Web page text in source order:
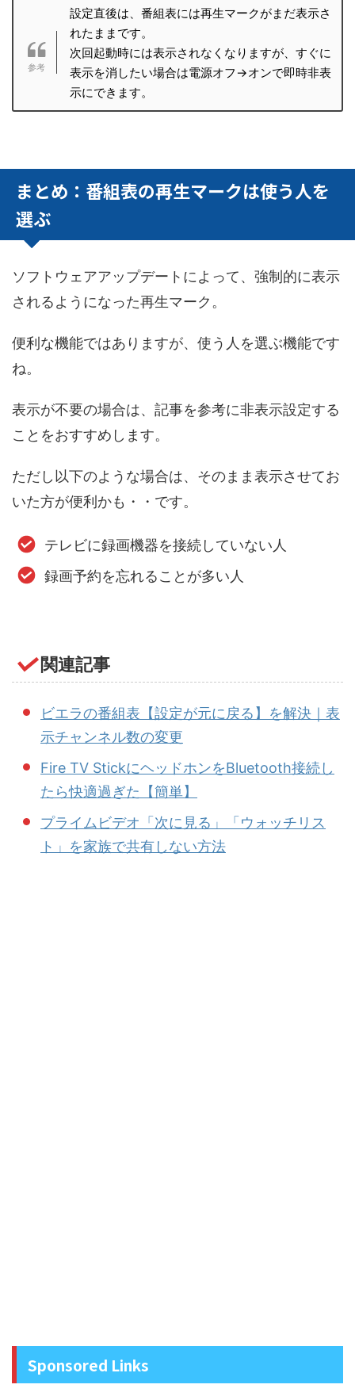
設定直後は、番組表には再生マークがまだ表示さ
れたままです。
次回起動時には表示されなくなりますが、すぐに
表示を消したい場合は電源オフ→オンで即時非表
示にできます。
まとめ：番組表の再生マークは使う人を
選ぶ
ソフトウェアアップデートによって、強制的に表示
されるようになった再生マーク。
便利な機能ではありますが、使う人を選ぶ機能です
ね。
表示が不要の場合は、記事を参考に非表示設定する
ことをおすすめします。
ただし以下のような場合は、そのまま表示させてお
いた方が便利かも・・です。
テレビに録画機器を接続していない人
録画予約を忘れることが多い人
関連記事
ビエラの番組表【設定が元に戻る】を解決｜表
示チャンネル数の変更
Fire TV StickにヘッドホンをBluetooth接続し
たら快適過ぎた【簡単】
プライムビデオ「次に見る」「ウォッチリス
ト」を家族で共有しない方法
Sponsored Links